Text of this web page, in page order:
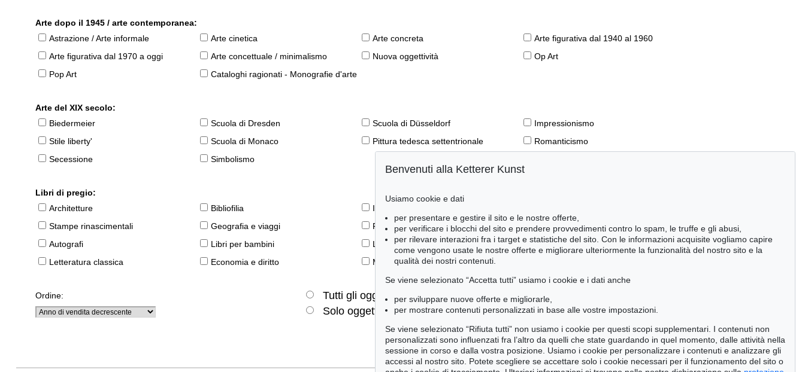
Arte dopo il 1945 / arte contemporanea:
Astrazione / Arte informale
Arte cinetica Arte concreta
Arte figurativa dal 1940 al 1960
Arte figurativa dal 1970 a oggi
Arte concettuale / minimalismo Nuova oggettività
Op Art
Pop Art
Cataloghi ragionati - Monografie d'arte
Arte del XIX secolo:
Biedermeier
Scuola di Dresden Scuola di Düsseldorf
Impressionismo
Stile liberty'
Scuola di Monaco Pittura tedesca settentrionale
Romanticismo
Secessione
Simbolismo
Libri di pregio:
Architetture
Bibliofilia Il libro e la modernità
Stampe rinascimentali
Geografia e viaggi Prime edizioni
Manoscritti antichi
Autografi
Libri per bambini Lifestyle
Pietre miliari delle scienze naturali
Letteratura classica
Economia e diritto Meraviglie della natura
Ordine: Tutti gli oggetti
Solo offerte attuali
Solo oggetti venduti
Benvenuti alla Ketterer Kunst
Usiamo cookie e dati
per presentare e gestire il sito e le nostre offerte,
per verificare i blocchi del sito e prendere provvedimenti contro lo spam, le truffe e gli abusi,
per rilevare interazioni fra i target e statistiche del sito. Con le informazioni acquisite vogliamo capire
come vengono usate le nostre offerte e migliorare ulteriormente la funzionalità del nostro sito e la
qualità dei nostri contenuti.
Se viene selezionato “Accetta tutti” usiamo i cookie e i dati anche
per sviluppare nuove offerte e migliorarle,
per mostrare contenuti personalizzati in base alle vostre impostazioni.
Se viene selezionato “Rifiuta tutti” non usiamo i cookie per questi scopi supplementari. I contenuti non
personalizzati sono influenzati fra l’altro da quelli che state guardando in quel momento, dalle attività nella
sessione in corso e dalla vostra posizione. Usiamo i cookie per personalizzare i contenuti e analizzare gli
accessi al nostro sito. Potete scegliere se accettare solo i cookie necessari per il funzionamento del sito o